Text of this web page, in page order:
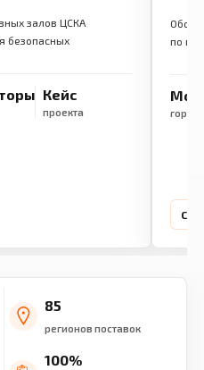
залов ЦСКА
безопасных
Кейс
проекта
по
город
85
регионов поставок
100%